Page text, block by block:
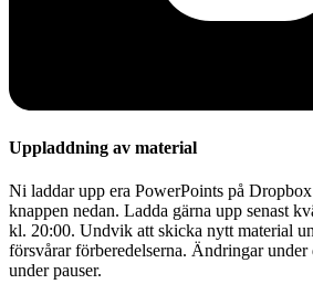
Uppladdning av material
Ni laddar upp era PowerPoints på
knappen nedan. Ladda gärna upp senast
kl. 20:00. Undvik att skicka nytt material
försvårar förberedelserna. Ändringar under
under pauser.